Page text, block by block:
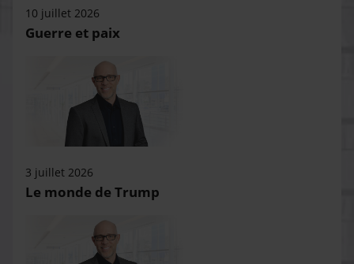
10 juillet 2026
Guerre et paix
3 juillet 2026
Le monde de Trump